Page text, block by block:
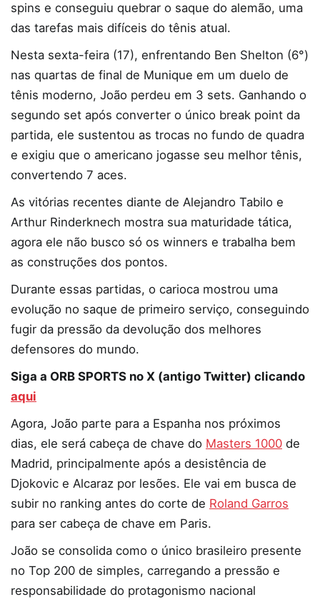
spins e conseguiu quebrar o saque do alemão, uma
das tarefas mais difíceis do tênis atual.
Nesta sexta-feira (17), enfrentando Ben Shelton (6°)
nas quartas de final de Munique em um duelo de
tênis moderno, João perdeu em 3 sets. Ganhando o
segundo set após converter o único break point da
partida, ele sustentou as trocas no fundo de quadra
e exigiu que o americano jogasse seu melhor tênis,
convertendo 7 aces.
As vitórias recentes diante de Alejandro Tabilo e
Arthur Rinderknech mostra sua maturidade tática,
agora ele não busco só os winners e trabalha bem
as construções dos pontos.
Durante essas partidas, o carioca mostrou uma
evolução no saque de primeiro serviço, conseguindo
fugir da pressão da devolução dos melhores
defensores do mundo.
Siga a ORB SPORTS no X (antigo Twitter) clicando
aqui
Agora, João parte para a Espanha nos próximos
dias, ele será cabeça de chave do Masters 1000 de
Madrid, principalmente após a desistência de
Djokovic e Alcaraz por lesões. Ele vai em busca de
subir no ranking antes do corte de Roland Garros
para ser cabeça de chave em Paris.
João se consolida como o único brasileiro presente
no Top 200 de simples, carregando a pressão e
responsabilidade do protagonismo nacional